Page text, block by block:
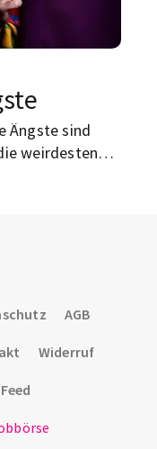
Ängste sind
weirdesten
AGB
Widerruf